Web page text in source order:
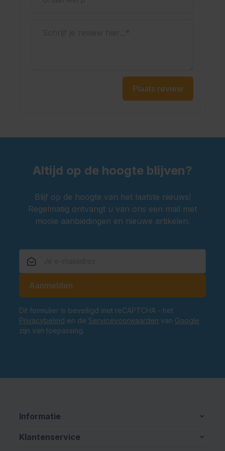
Plaats review
Altijd op de hoogte blijven?
Blijf op de hoogte van het laatste nieuws!
Regelmatig ontvangt u van ons een mail met
mooie aanbiedingen en nieuwe artikelen.
Aanmelden
Dit formulier is beveiligd met reCAPTCHA - het
Privacybeleid en de Servicevoorwaarden van Google
zijn van toepassing.
Informatie
Klantenservice